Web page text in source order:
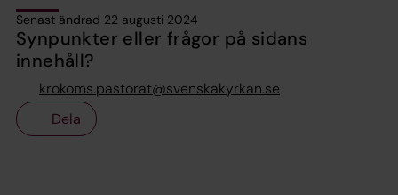
Senast ändrad 22 augusti 2024
Synpunkter eller frågor på sidans
innehåll?
krokoms.pastorat@svenskakyrkan.se
Dela